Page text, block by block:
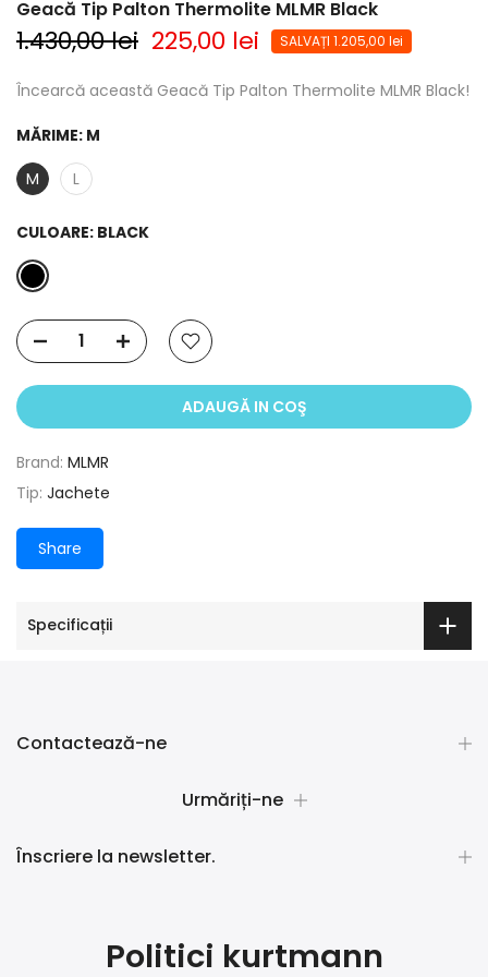
Geacă Tip Palton Thermolite MLMR Black
1.430,00 lei 225,00 lei SALVAȚI 1.205,00 lei
Încearcă această Geacă Tip Palton Thermolite MLMR Black!
MĂRIME: M
M
L
CULOARE: BLACK
ADAUGĂ IN COŞ
Brand: MLMR
Tip: Jachete
Share
Specificații
Contactează-ne
Urmăriți-ne
Înscriere la newsletter.
Politici kurtmann